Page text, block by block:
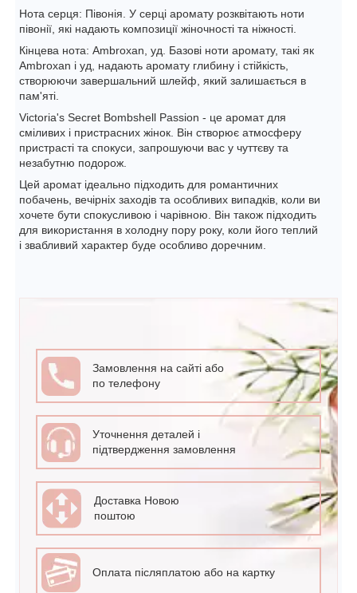
Нота серця: Півонія. У серці аромату розквітають ноти
півонії, які надають композиції жіночності та ніжності.
Кінцева нота: Ambroxan, уд. Базові ноти аромату, такі як
Ambroxan і уд, надають аромату глибину і стійкість,
створюючи завершальний шлейф, який залишається в
пам'яті.
Victoria's Secret Bombshell Passion - це аромат для
сміливих і пристрасних жінок. Він створює атмосферу
пристрасті та спокуси, запрошуючи вас у чуттєву та
незабутню подорож.
Цей аромат ідеально підходить для романтичних
побачень, вечірніх заходів та особливих випадків, коли ви
хочете бути спокусливою і чарівною. Він також підходить
для використання в холодну пору року, коли його теплий
і звабливий характер буде особливо доречним.
Замовлення на сайті або
по телефону
Уточнення деталей і
підтвердження замовлення
Доставка Новою
поштою
Оплата післяплатою або на картку